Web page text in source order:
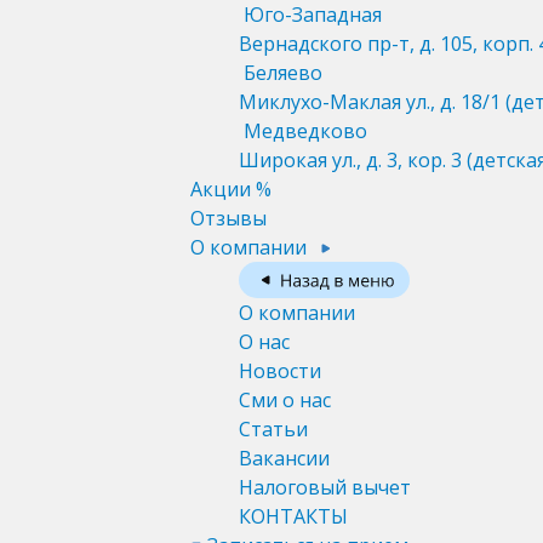
Юго-Западная
Вернадского пр-т, д. 105, корп.
Беляево
Миклухо-Маклая ул., д. 18/1
Медведково
Широкая ул., д. 3, кор. 3
Акции %
Отзывы
О компании
О компании
О нас
Новости
Сми о нас
Статьи
Вакансии
Налоговый вычет
КОНТАКТЫ